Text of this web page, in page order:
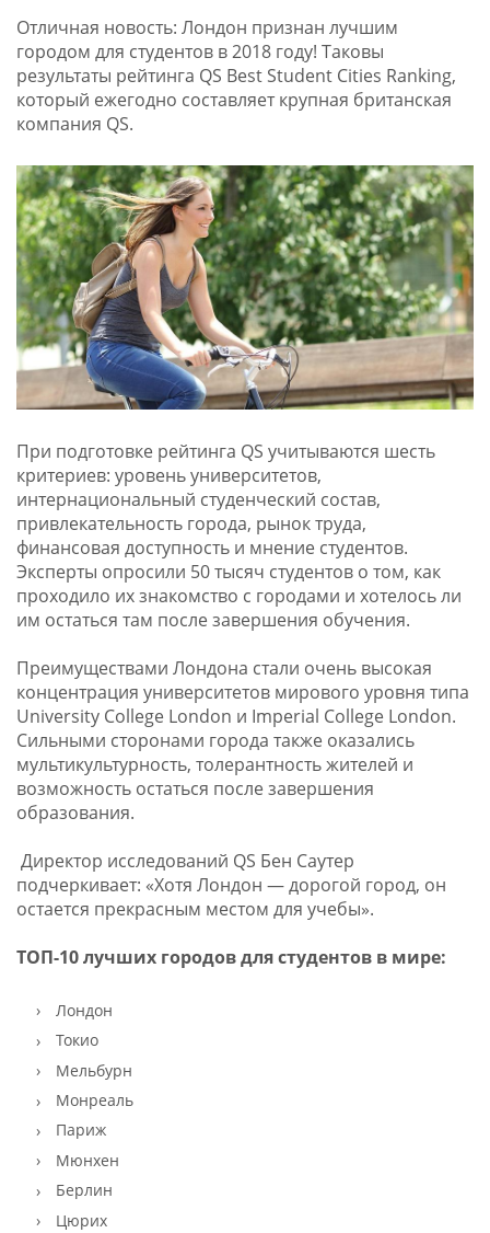
Отличная новость: Лондон признан лучшим
городом для студентов в 2018 году! Таковы
результаты рейтинга QS Best Student Cities Ranking,
который ежегодно составляет крупная британская
компания QS.
При подготовке рейтинга QS учитываются шесть
критериев: уровень университетов,
интернациональный студенческий состав,
привлекательность города, рынок труда,
финансовая доступность и мнение студентов.
Эксперты опросили 50 тысяч студентов о том, как
проходило их знакомство с городами и хотелось ли
им остаться там после завершения обучения.
Преимуществами Лондона стали очень высокая
концентрация университетов мирового уровня типа
University College London и Imperial College London.
Сильными сторонами города также оказались
мультикультурность, толерантность жителей и
возможность остаться после завершения
образования.
Директор исследований QS Бен Саутер
подчеркивает: «Хотя Лондон — дорогой город, он
остается прекрасным местом для учебы».
ТОП-10 лучших городов для студентов в мире:
Лондон
Токио
Мельбурн
Монреаль
Париж
Мюнхен
Берлин
Цюрих